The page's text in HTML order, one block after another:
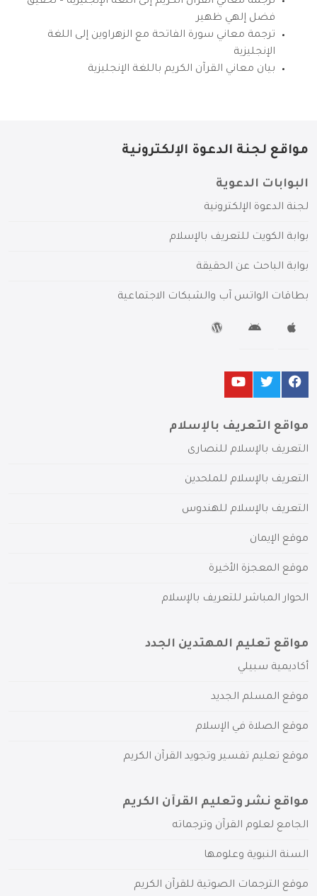
فضل إلهي ظهير
ترجمة معاني سورة الفاتحة مع الزهراوين إلى اللغة
الإنجليزية
بيان معاني القرآن الكريم باللغة الإنجليزية
مواقع لجنة الدعوة الإلكترونية
البوابات الدعوية
لجنة الدعوة الإلكترونية
بوابة الكويت للتعريف بالإسلام
بوابة الباحث عن الحقيقة
بطاقات الواتس آب والشبكات الاجتماعية
مواقع التعريف بالإسلام
التعريف بالإسلام للنصارى
التعريف بالإسلام للملحدين
التعريف بالإسلام للهندوس
موقع الإيمان
موقع المعجزة الأخيرة
الحوار المباشر للتعريف بالإسلام
مواقع تعليم المهتدين الجدد
أكاديمية سبيلي
موقع المسلم الجديد
موقع الصلاة في الإسلام
موقع تعليم تفسير وتجويد القرآن الكريم
مواقع نشر وتعليم القرآن الكريم
الجامع لعلوم القرآن وترجماته
السنة النبوية وعلومها
موقع الترجمات الصوتية للقرآن الكريم